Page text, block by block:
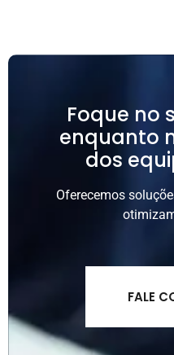
Foque no
enquanto
dos
Oferecemos
FALE